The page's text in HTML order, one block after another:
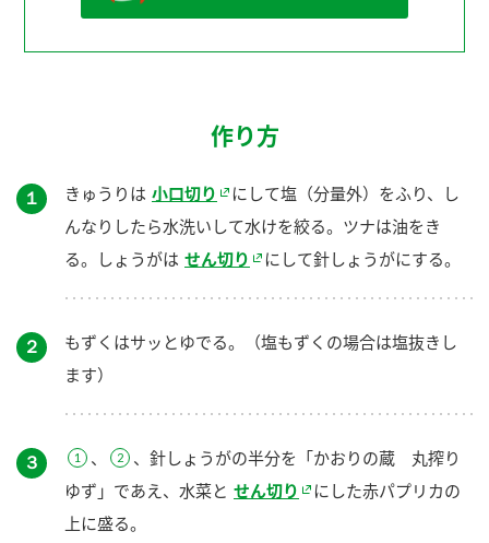
作り方
１ きゅうりは 小口切り
にして塩（分量外）をふり、し
んなりしたら水洗いして水けを絞る。ツナは油をき
る。しょうがは せん切り にして針しょうがにする。
２
もずくはサッとゆでる。（塩もずくの場合は塩抜きし
ます）
３ 、
、針しょうがの半分を「かおりの蔵 丸搾り
ゆず」であえ、水菜と せん切り
にした赤パプリカの
上に盛る。